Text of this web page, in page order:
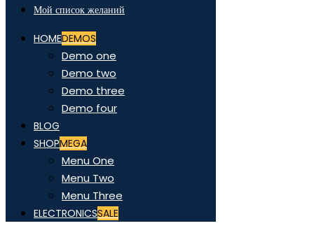
Мой список желаний
HOMEDEMOS
Demo one
Demo two
Demo three
Demo four
BLOG
SHOPMEGA
Menu One
Menu Two
Menu Three
ELECTRONICSSALE